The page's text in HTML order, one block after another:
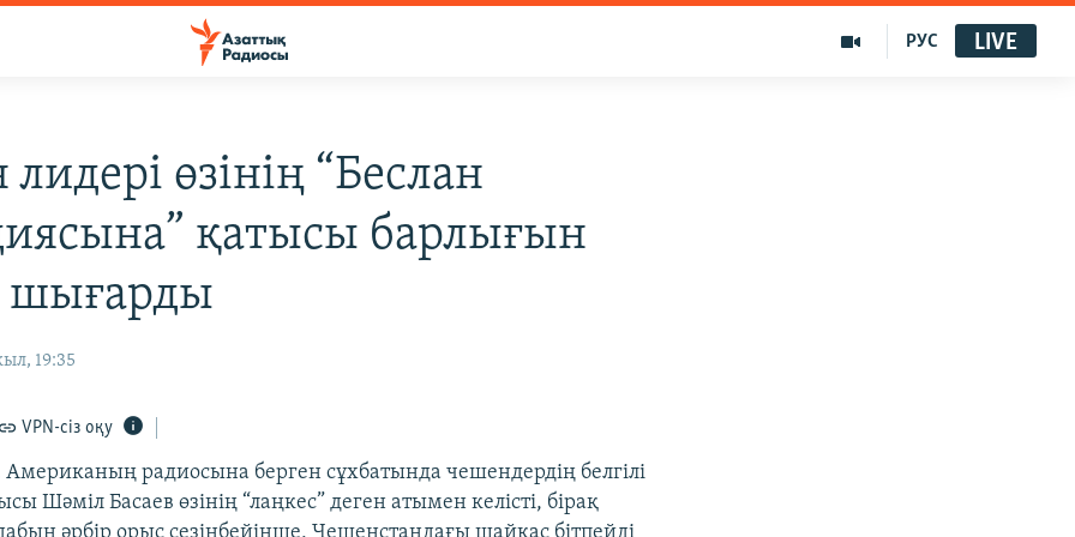
РУС LIVE
өзінің “Беслан
қатысы барлығын
шығарды
19:35
VPN-сіз оқу
радиосына берген сұхбатында чешендердің белгілі
Шәміл Басаев өзінің “лаңкес” деген атымен келісті, бірақ